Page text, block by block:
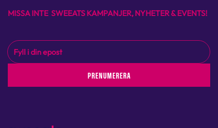
MISSA INTE SWEEATS KAMPANJER, NYHETER & EVENTS!
PRENUMERERA